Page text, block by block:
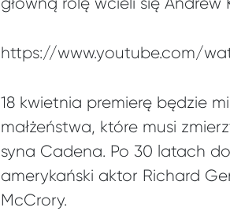
https://www.youtube.com/
18 kwietnia premierę będzie
małżeństwa, które musi
syna Cadena. Po 30 latach
amerykański aktor Richard
McCrory.